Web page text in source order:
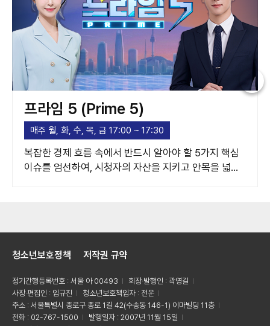
프라임 5 (Prime 5)
매주 월, 화, 수, 목, 금 17:00 ~ 17:30
복잡한 경제 흐름 속에서 반드시 알아야 할 5가지 핵심
이슈를 엄선하여, 시청자의 자산을 지키고 안목을 넓혀
청소년보호정책 저작권 규약
정기간행등록번호 : 서울 아 00493
회장·발행인 : 곽영길
사장·편집인 : 임규진
청소년보호책임자 : 전운
주소 : 서울특별시 종로구 종로 1길 42(수송동 146-1) 이마빌딩 11층
전화 : 02-767-1500
발행일자 : 2007년 11월 15일